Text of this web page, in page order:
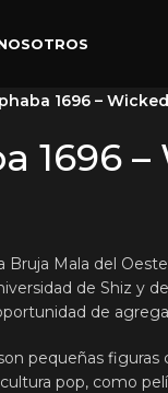
1696 – Wicked
1696
Bruja Mala del
de Shiz y
de
pequeñas
pop, como